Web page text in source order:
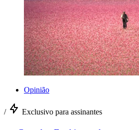
Opinião
/ Exclusivo para assinantes